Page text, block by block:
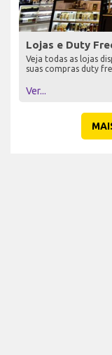
Lojas e Duty
Veja todas as lojas
suas compras duty
Ver...